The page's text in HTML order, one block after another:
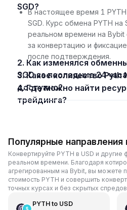
SGD?
В настоящее время 1
SGD. Курс обмена PYTH на
реальном времени на Bybit
за конвертацию и
после подтверждения.
2. Как изменялся обменный курс PYTH на
SGD за последние 24
3. Какое количество Pyth Network
доступно?
4. Где можно найти ресурсы для изучения
трейдинга?
Популярные направления
Конвертируйте PYTH в USD и
реальном времени. Благодаря
агрегированным на Bybit, вы можете
стоимость PYTH и совершить
точных курсах и без скрытых
PYTHto USD